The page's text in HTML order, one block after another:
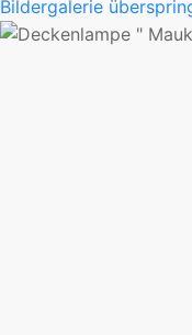
Bildergalerie